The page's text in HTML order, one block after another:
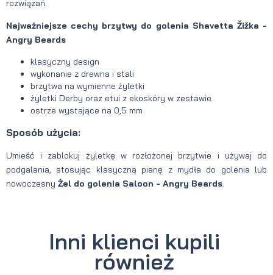
rozwiązań.
Najważniejsze cechy brzytwy do golenia Shavetta Žižka -
Angry Beards
klasyczny design
wykonanie z drewna i stali
brzytwa na wymienne żyletki
żyletki Derby oraz etui z ekoskóry w zestawie
ostrze wystające na 0,5 mm
Sposób użycia:
Umieść i zablokuj żyletkę w rozłożonej brzytwie i używaj do
podgalania, stosując klasyczną pianę z mydła do golenia lub
nowoczesny Żel do golenia Saloon - Angry Beards.
Inni klienci kupili
również